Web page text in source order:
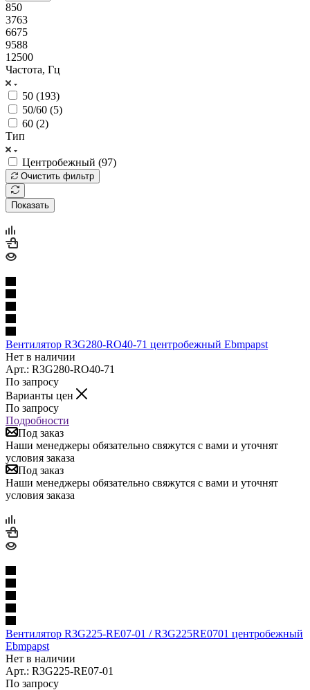
850
3763
6675
9588
12500
Частота, Гц
50 (193)
50/60 (5)
60 (2)
Тип
Центробежный (97)
Очистить фильтр
Показать
Вентилятор R3G280-RO40-71 центробежный Ebmpapst
Нет в наличии
Арт.: R3G280-RO40-71
По запросу
Варианты цен
По запросу
Подробности
Под заказ
Наши менеджеры обязательно свяжутся с вами и уточнят
условия заказа
Под заказ
Наши менеджеры обязательно свяжутся с вами и уточнят
условия заказа
Вентилятор R3G225-RE07-01 / R3G225RE0701 центробежный
Ebmpapst
Нет в наличии
Арт.: R3G225-RE07-01
По запросу